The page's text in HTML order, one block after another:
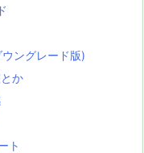
ングレード版)
か
ト